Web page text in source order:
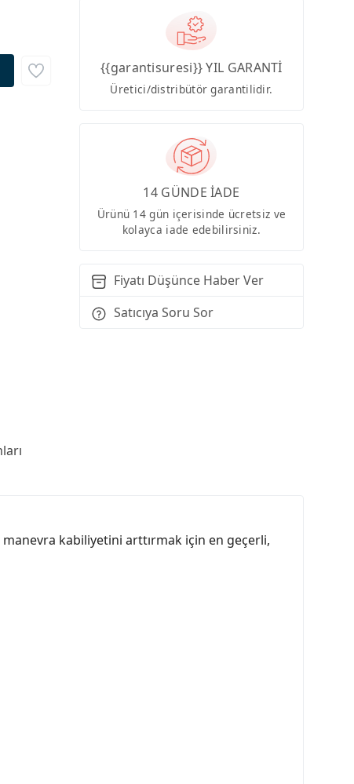
{{garantisuresi}} YIL GARANTİ
Üretici/distribütör garantilidir.
14 GÜNDE İADE
Ürünü 14 gün içerisinde ücretsiz ve
kolayca iade edebilirsiniz.
Fiyatı Düşünce Haber Ver
Satıcıya Soru Sor
kabiliyetini arttırmak için en geçerli,